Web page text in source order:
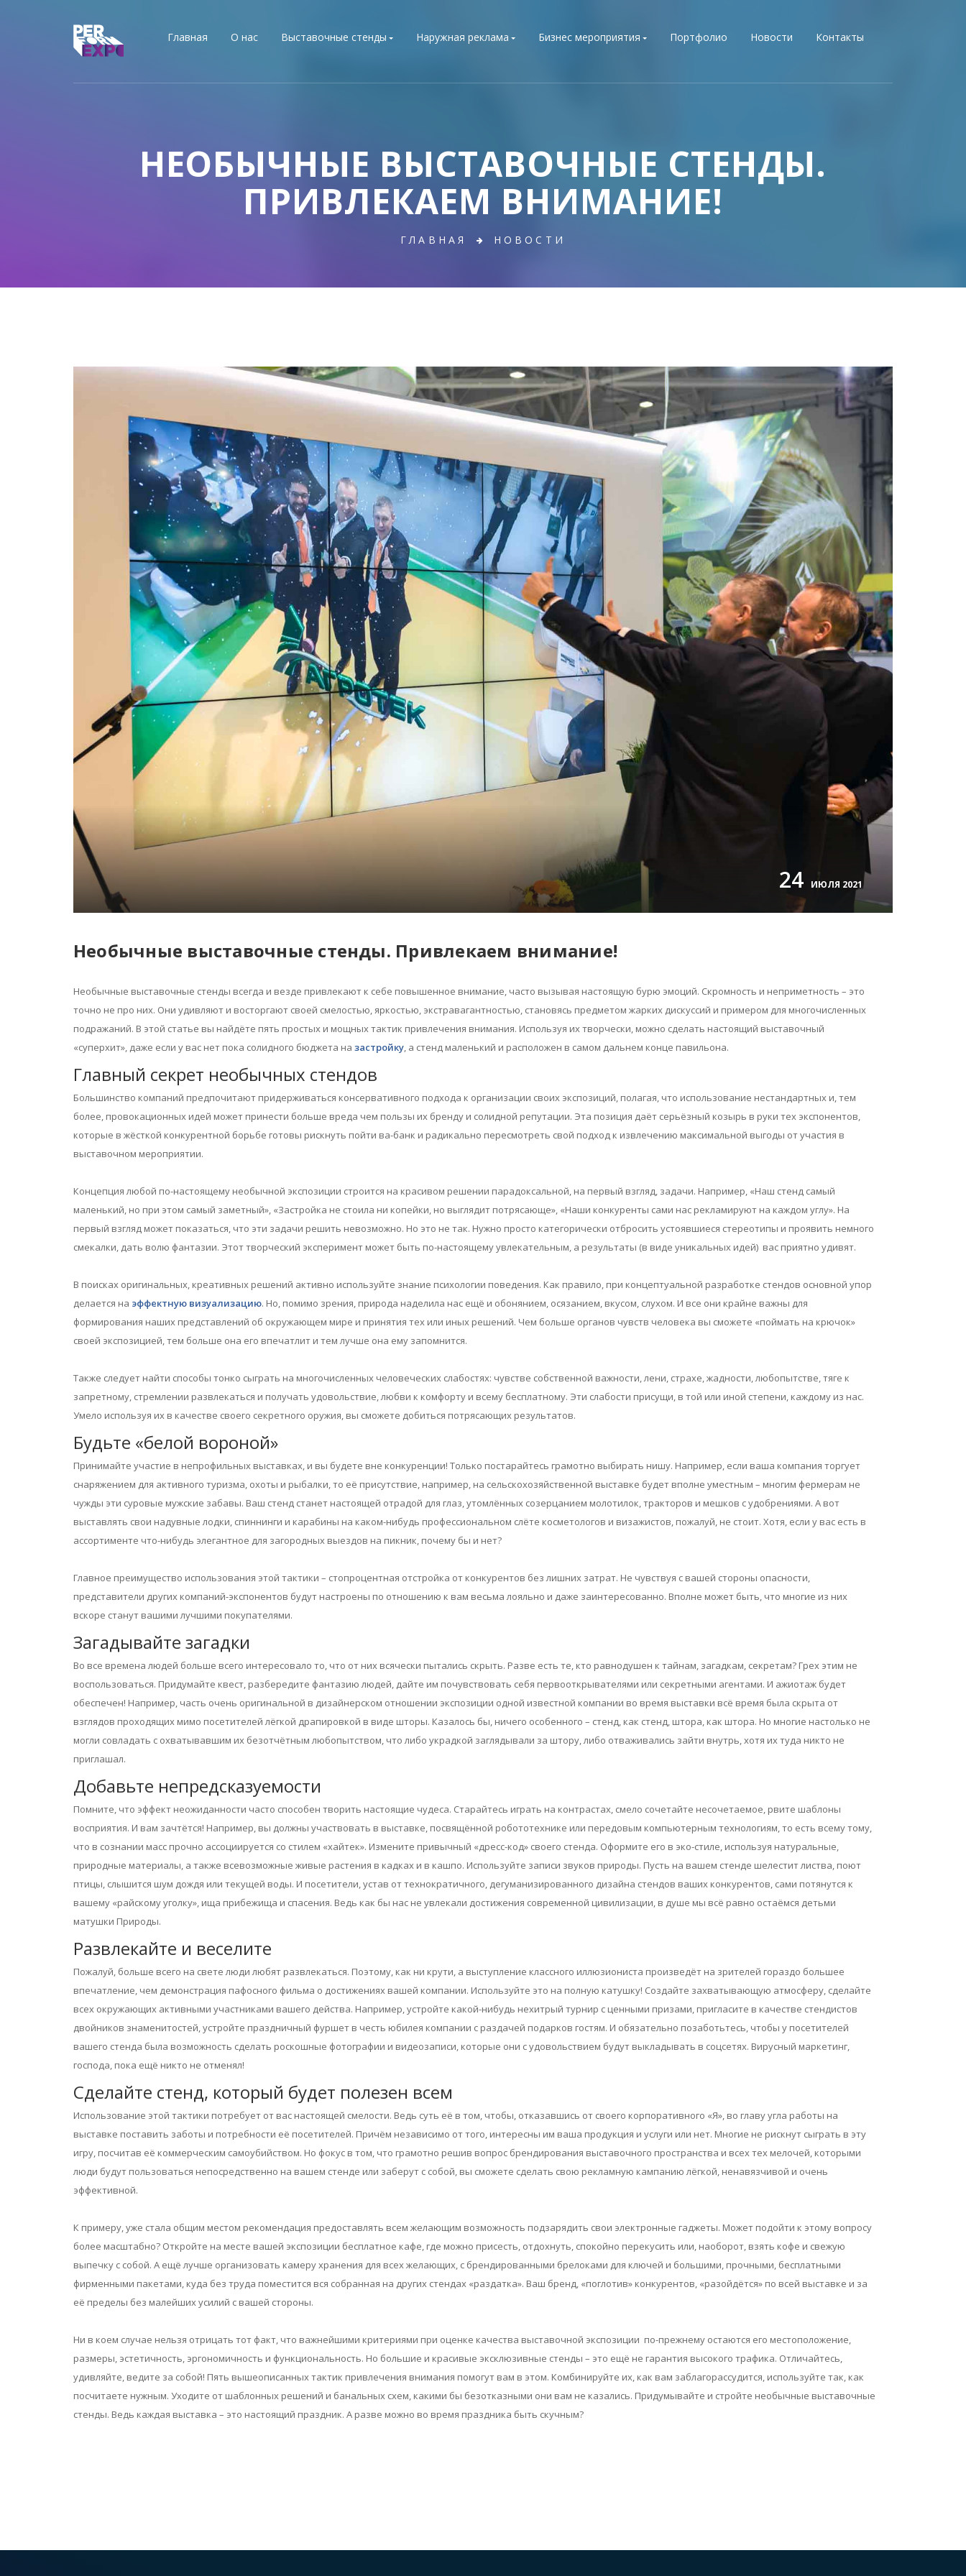
Главная О нас Выставочные стенды Наружная реклама Бизнес мероприятия Портфолио Новости Контакты
НЕОБЫЧНЫЕ ВЫСТАВОЧНЫЕ СТЕНДЫ.
ПРИВЛЕКАЕМ ВНИМАНИЕ!
ГЛАВНАЯ НОВОСТИ
24 ИЮЛЯ 2021
Необычные выставочные стенды. Привлекаем внимание!
Необычные выставочные стенды всегда и везде привлекают к себе повышенное внимание, часто вызывая настоящую бурю эмоций. Скромность и неприметность – это
точно не про них. Они удивляют и восторгают своей смелостью, яркостью, экстравагантностью, становясь предметом жарких дискуссий и примером для многочисленных
подражаний. В этой статье вы найдёте пять простых и мощных тактик привлечения внимания. Используя их творчески, можно сделать настоящий выставочный
«суперхит», даже если у вас нет пока солидного бюджета на застройку, а стенд маленький и расположен в самом дальнем конце павильона.
Главный секрет необычных стендов
Большинство компаний предпочитают придерживаться консервативного подхода к организации своих экспозиций, полагая, что использование нестандартных и, тем
более, провокационных идей может принести больше вреда чем пользы их бренду и солидной репутации. Эта позиция даёт серьёзный козырь в руки тех экспонентов,
которые в жёсткой конкурентной борьбе готовы рискнуть пойти ва-банк и радикально пересмотреть свой подход к извлечению максимальной выгоды от участия в
выставочном мероприятии.
Концепция любой по-настоящему необычной экспозиции строится на красивом решении парадоксальной, на первый взгляд, задачи. Например, «Наш стенд самый
маленький, но при этом самый заметный», «Застройка не стоила ни копейки, но выглядит потрясающе», «Наши конкуренты сами нас рекламируют на каждом углу». На
первый взгляд может показаться, что эти задачи решить невозможно. Но это не так. Нужно просто категорически отбросить устоявшиеся стереотипы и проявить немного
смекалки, дать волю фантазии. Этот творческий эксперимент может быть по-настоящему увлекательным, а результаты (в виде уникальных идей) вас приятно удивят.
В поисках оригинальных, креативных решений активно используйте знание психологии поведения. Как правило, при концептуальной разработке стендов основной упор
делается на эффектную визуализацию. Но, помимо зрения, природа наделила нас ещё и обонянием, осязанием, вкусом, слухом. И все они крайне важны для
формирования наших представлений об окружающем мире и принятия тех или иных решений. Чем больше органов чувств человека вы сможете «поймать на крючок»
своей экспозицией, тем больше она его впечатлит и тем лучше она ему запомнится.
Также следует найти способы тонко сыграть на многочисленных человеческих слабостях: чувстве собственной важности, лени, страхе, жадности, любопытстве, тяге к
запретному, стремлении развлекаться и получать удовольствие, любви к комфорту и всему бесплатному. Эти слабости присущи, в той или иной степени, каждому из нас.
Умело используя их в качестве своего секретного оружия, вы сможете добиться потрясающих результатов.
Будьте «белой вороной»
Принимайте участие в непрофильных выставках, и вы будете вне конкуренции! Только постарайтесь грамотно выбирать нишу. Например, если ваша компания торгует
снаряжением для активного туризма, охоты и рыбалки, то её присутствие, например, на сельскохозяйственной выставке будет вполне уместным – многим фермерам не
чужды эти суровые мужские забавы. Ваш стенд станет настоящей отрадой для глаз, утомлённых созерцанием молотилок, тракторов и мешков с удобрениями. А вот
выставлять свои надувные лодки, спиннинги и карабины на каком-нибудь профессиональном слёте косметологов и визажистов, пожалуй, не стоит. Хотя, если у вас есть в
ассортименте что-нибудь элегантное для загородных выездов на пикник, почему бы и нет?
Главное преимущество использования этой тактики – стопроцентная отстройка от конкурентов без лишних затрат. Не чувствуя с вашей стороны опасности,
представители других компаний-экспонентов будут настроены по отношению к вам весьма лояльно и даже заинтересованно. Вполне может быть, что многие из них
вскоре станут вашими лучшими покупателями.
Загадывайте загадки
Во все времена людей больше всего интересовало то, что от них всячески пытались скрыть. Разве есть те, кто равнодушен к тайнам, загадкам, секретам? Грех этим не
воспользоваться. Придумайте квест, разбередите фантазию людей, дайте им почувствовать себя первооткрывателями или секретными агентами. И ажиотаж будет
обеспечен! Например, часть очень оригинальной в дизайнерском отношении экспозиции одной известной компании во время выставки всё время была скрыта от
взглядов проходящих мимо посетителей лёгкой драпировкой в виде шторы. Казалось бы, ничего особенного – стенд, как стенд, штора, как штора. Но многие настолько не
могли совладать с охватывавшим их безотчётным любопытством, что либо украдкой заглядывали за штору, либо отваживались зайти внутрь, хотя их туда никто не
приглашал.
Добавьте непредсказуемости
Помните, что эффект неожиданности часто способен творить настоящие чудеса. Старайтесь играть на контрастах, смело сочетайте несочетаемое, рвите шаблоны
восприятия. И вам зачтётся! Например, вы должны участвовать в выставке, посвящённой робототехнике или передовым компьютерным технологиям, то есть всему тому,
что в сознании масс прочно ассоциируется со стилем «хайтек». Измените привычный «дресс-код» своего стенда. Оформите его в эко-стиле, используя натуральные,
природные материалы, а также всевозможные живые растения в кадках и в кашпо. Используйте записи звуков природы. Пусть на вашем стенде шелестит листва, поют
птицы, слышится шум дождя или текущей воды. И посетители, устав от технократичного, дегуманизированного дизайна стендов ваших конкурентов, сами потянутся к
вашему «райскому уголку», ища прибежища и спасения. Ведь как бы нас не увлекали достижения современной цивилизации, в душе мы всё равно остаёмся детьми
матушки Природы.
Развлекайте и веселите
Пожалуй, больше всего на свете люди любят развлекаться. Поэтому, как ни крути, а выступление классного иллюзиониста произведёт на зрителей гораздо большее
впечатление, чем демонстрация пафосного фильма о достижениях вашей компании. Используйте это на полную катушку! Создайте захватывающую атмосферу, сделайте
всех окружающих активными участниками вашего действа. Например, устройте какой-нибудь нехитрый турнир с ценными призами, пригласите в качестве стендистов
двойников знаменитостей, устройте праздничный фуршет в честь юбилея компании с раздачей подарков гостям. И обязательно позаботьтесь, чтобы у посетителей
вашего стенда была возможность сделать роскошные фотографии и видеозаписи, которые они с удовольствием будут выкладывать в соцсетях. Вирусный маркетинг,
господа, пока ещё никто не отменял!
Сделайте стенд, который будет полезен всем
Использование этой тактики потребует от вас настоящей смелости. Ведь суть её в том, чтобы, отказавшись от своего корпоративного «Я», во главу угла работы на
выставке поставить заботы и потребности её посетителей. Причём независимо от того, интересны им ваша продукция и услуги или нет. Многие не рискнут сыграть в эту
игру, посчитав её коммерческим самоубийством. Но фокус в том, что грамотно решив вопрос брендирования выставочного пространства и всех тех мелочей, которыми
люди будут пользоваться непосредственно на вашем стенде или заберут с собой, вы сможете сделать свою рекламную кампанию лёгкой, ненавязчивой и очень
эффективной.
К примеру, уже стала общим местом рекомендация предоставлять всем желающим возможность подзарядить свои электронные гаджеты. Может подойти к этому вопросу
более масштабно? Откройте на месте вашей экспозиции бесплатное кафе, где можно присесть, отдохнуть, спокойно перекусить или, наоборот, взять кофе и свежую
выпечку с собой. А ещё лучше организовать камеру хранения для всех желающих, с брендированными брелоками для ключей и большими, прочными, бесплатными
фирменными пакетами, куда без труда поместится вся собранная на других стендах «раздатка». Ваш бренд, «поглотив» конкурентов, «разойдётся» по всей выставке и за
её пределы без малейших усилий с вашей стороны.
Ни в коем случае нельзя отрицать тот факт, что важнейшими критериями при оценке качества выставочной экспозиции по-прежнему остаются его местоположение,
размеры, эстетичность, эргономичность и функциональность. Но большие и красивые эксклюзивные стенды – это ещё не гарантия высокого трафика. Отличайтесь,
удивляйте, ведите за собой! Пять вышеописанных тактик привлечения внимания помогут вам в этом. Комбинируйте их, как вам заблагорассудится, используйте так, как
посчитаете нужным. Уходите от шаблонных решений и банальных схем, какими бы безотказными они вам не казались. Придумывайте и стройте необычные выставочные
стенды. Ведь каждая выставка – это настоящий праздник. А разве можно во время праздника быть скучным?